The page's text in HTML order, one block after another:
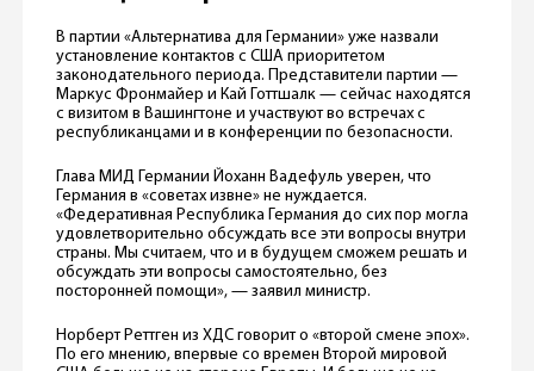
В партии «Альтернатива для Германии» уже назвали
установление контактов с США приоритетом
законодательного периода. Представители партии —
Маркус Фронмайер и Кай Готтшалк — сейчас находятся
с визитом в Вашингтоне и участвуют во встречах с
республиканцами и в конференции по безопасности.
Глава МИД Германии Йоханн Вадефуль уверен, что
Германия в «советах извне» не нуждается.
«Федеративная Республика Германия до сих пор могла
удовлетворительно обсуждать все эти вопросы внутри
страны. Мы считаем, что и в будущем сможем решать и
обсуждать эти вопросы самостоятельно, без
посторонней помощи», — заявил министр.
Норберт Реттген из ХДС говорит о «второй смене эпох».
По его мнению, впервые со времен Второй мировой